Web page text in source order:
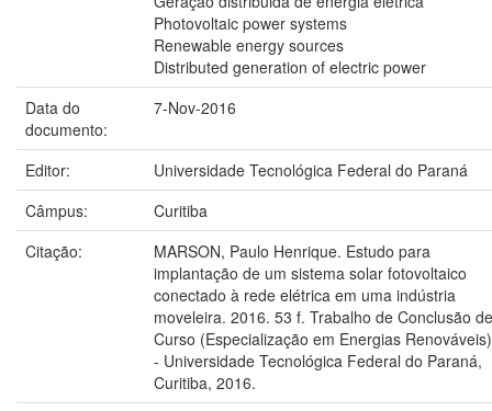
Photovoltaic power systems
Renewable energy sources
Distributed generation of electric power
Data do
documento:
7-Nov-2016
Editor:
Universidade Tecnológica Federal do Paraná
Câmpus:
Curitiba
Citação:
MARSON, Paulo Henrique. Estudo para
implantação de um sistema solar fotovoltaico
conectado à rede elétrica em uma indústria
moveleira. 2016. 53 f. Trabalho de Conclusão de
Curso (Especialização em Energias Renováveis)
- Universidade Tecnológica Federal do Paraná,
Curitiba, 2016.